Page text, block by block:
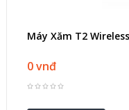
Máy Xăm T2
0 vnđ